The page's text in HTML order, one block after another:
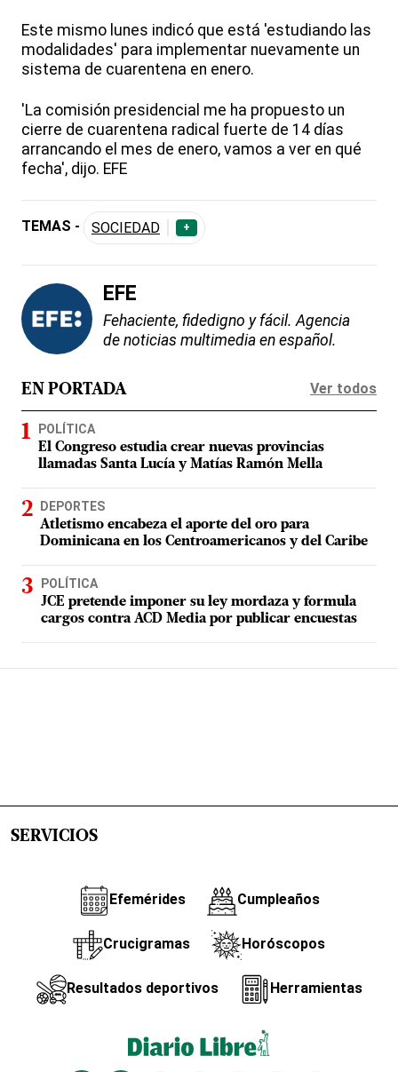
Este mismo lunes indicó que está 'estudiando las
modalidades' para implementar nuevamente un
sistema de cuarentena en enero.
'La comisión presidencial me ha propuesto un
cierre de cuarentena radical fuerte de 14 días
arrancando el mes de enero, vamos a ver en qué
fecha', dijo. EFE
TEMAS - SOCIEDAD +
EFE
Fehaciente, fidedigno y fácil. Agencia
de noticias multimedia en español.
EN PORTADA Ver todos
POLÍTICA
El Congreso estudia crear nuevas provincias
llamadas Santa Lucía y Matías Ramón Mella
DEPORTES
Atletismo encabeza el aporte del oro para
Dominicana en los Centroamericanos y del Caribe
POLÍTICA
JCE pretende imponer su ley mordaza y formula
cargos contra ACD Media por publicar encuestas
SERVICIOS
Efemérides Cumpleaños
Crucigramas Horóscopos
Resultados deportivos Herramientas